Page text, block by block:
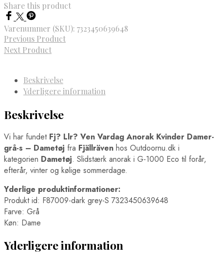
Share this product
Varenummer (SKU): 7323450639648
Previous Product
Next Product
Beskrivelse
Yderligere information
Beskrivelse
Vi har fundet Fj? Llr? Ven Vardag Anorak Kvinder Damer-
grå-s – Dametøj fra Fjällräven hos Outdoornu.dk i
kategorien Dametøj. Slidstærk anorak i G-1000 Eco til forår,
efterår, vinter og kølige sommerdage.
Yderlige produktinformationer:
Produkt id: F87009-dark grey-S 7323450639648
Farve: Grå
Køn: Dame
Yderligere information